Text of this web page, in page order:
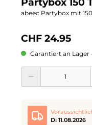
abeec Partybox mit
CHF 24.95
Garantiert an Lager
Produkt Anzahl: Gib den
Di 11.08.2026